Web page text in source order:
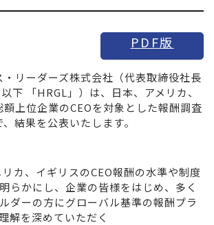
PDF版
リーダーズ株式会社（代表取締役社長
下 「HRGL」）は、日本、アメリカ、
上位企業のCEOを対象とした報酬調査
結果を公表いたします。
リカ、イギリスのCEO報酬の水準や制度
らかにし、企業の皆様をはじめ、多く
ダーの方にグローバル基準の報酬プラ
解を深めていただく